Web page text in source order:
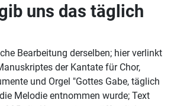
uns das täglich
Bearbeitung derselben; hier verlinkt
der Kantate für Chor,
und Orgel "Gottes Gabe, täglich
Melodie entnommen wurde; Text